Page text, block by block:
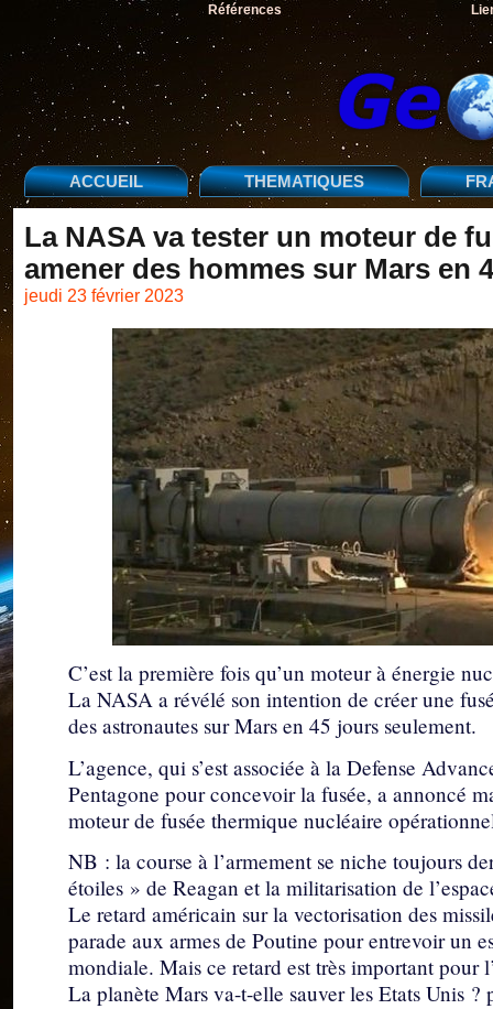
Références
ACCUEIL THEMATIQUES
La NASA va tester un moteur de
amener des hommes sur Mars en
jeudi 23 février 2023
C’est la première fois qu’un moteur à énergie
La NASA a révélé son intention de créer une
des astronautes sur Mars en 45 jours seulement.
L’agence, qui s’est associée à la Defense
Pentagone pour concevoir la fusée, a annoncé
moteur de fusée thermique nucléaire
NB : la course à l’armement se niche toujours
étoiles » de Reagan et la militarisation de
Le retard américain sur la vectorisation des
parade aux armes de Poutine pour entrevoir un
mondiale. Mais ce retard est très important pour
La planète Mars va-t-elle sauver les Etats Unis